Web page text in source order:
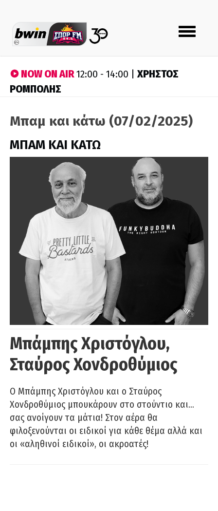
Toggle
navigation
NOW ON AIR12:00 - 14:00 | ΧΡΗΣΤΟΣ
ΡΟΜΠΟΛΗΣ
Μπαμ και κάτω (07/02/2025)
ΜΠΑΜ ΚΑΙ ΚΑΤΩ
Μπάμπης Χριστόγλου,
Σταύρος Χονδροθύμιος
O Μπάμπης Χριστόγλου και ο Σταύρος
Χονδροθύμιος μπουκάρουν στο στούντιο και…
σας ανοίγουν τα μάτια! Στον αέρα θα
φιλοξενούνται οι ειδικοί για κάθε θέμα αλλά και
οι «αληθινοί ειδικοί», οι ακροατές!